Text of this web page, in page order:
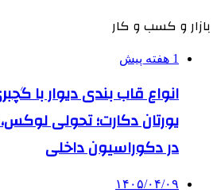
بازار و کسب و کار
1 هفته پیش
انواع قاب بندی دیوار با
یورتان دکارت؛ تحولی
در دکوراسیون داخلی
۱۴۰۵/۰۴/۰۹